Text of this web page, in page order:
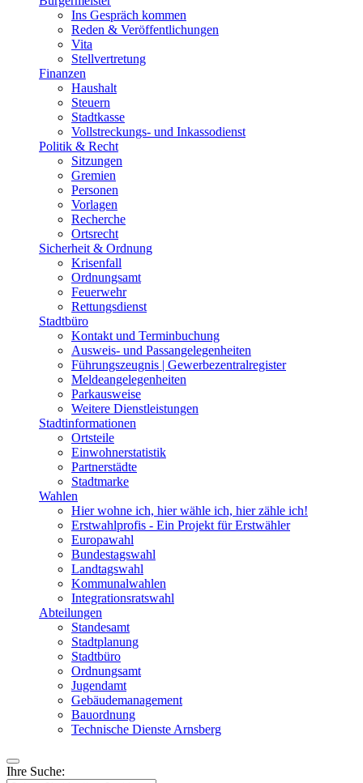
Ins Gespräch kommen
Reden & Veröffentlichungen
Vita
Stellvertretung
Finanzen
Haushalt
Steuern
Stadtkasse
Vollstreckungs- und Inkassodienst
Politik & Recht
Sitzungen
Gremien
Personen
Vorlagen
Recherche
Ortsrecht
Sicherheit & Ordnung
Krisenfall
Ordnungsamt
Feuerwehr
Rettungsdienst
Stadtbüro
Kontakt und Terminbuchung
Ausweis- und Passangelegenheiten
Führungszeugnis | Gewerbezentralregister
Meldeangelegenheiten
Parkausweise
Weitere Dienstleistungen
Stadtinformationen
Ortsteile
Einwohnerstatistik
Partnerstädte
Stadtmarke
Wahlen
Hier wohne ich, hier wähle ich, hier zähle ich!
Erstwahlprofis - Ein Projekt für Erstwähler
Europawahl
Bundestagswahl
Landtagswahl
Kommunalwahlen
Integrationsratswahl
Abteilungen
Standesamt
Stadtplanung
Stadtbüro
Ordnungsamt
Jugendamt
Gebäudemanagement
Bauordnung
Technische Dienste Arnsberg
Ihre Suche: